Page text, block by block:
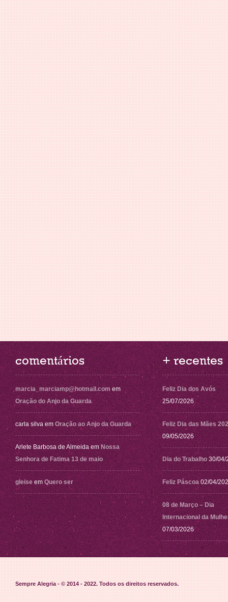
comentários
marcia_marciamp@hotmail.com em
Oração do Anjo da Guarda
carla silva em Oração ao Anjo da Guarda
Arlete Barbosa de Almeida em Nossa
Senhora de Fatima 13 de maio
gleise em Quero ser
+ recentes
Feliz Dia dos Avós
25/07/2026
Feliz Dia das Mães
09/05/2026
Dia do Trabalho 30/04/
Feliz Páscoa 02/04/
08 de Março – Dia
Internacional da
07/03/2026
Sempre Alegria - © 2014 - 2022. Todos os direitos reservados.